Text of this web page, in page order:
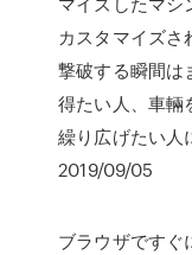
カスタマイズさ
撃破する瞬間は
得たい人、車輛
繰り広げたい人
2019/09/05
ブラウザですぐ